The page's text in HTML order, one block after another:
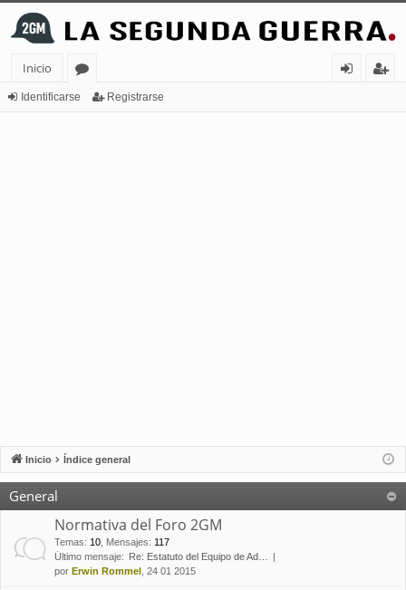
Inicio
or
Identificarse Registrarse
Inicio Índice general
General
Normativa del Foro 2GM
Temas: 10 Mensajes: 117
Último mensaje:
Re: Estatuto del Equipo de Ad…
por Erwin Rommel , 24 01 2015